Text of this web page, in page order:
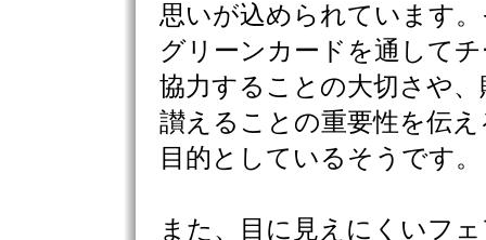
思いが込められています
グリーンカードを通して
協力することの大切さや
讃えることの重要性を伝
目的としているそうです。
また、目に見えにくいフ